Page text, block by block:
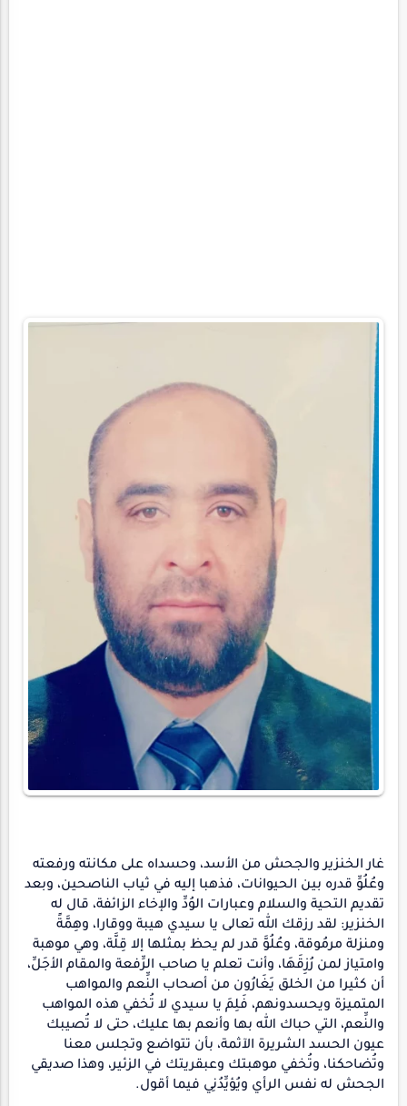
غار الخنزير والجحش من الأسد، وحسداه على مكانته ورفعته
وعُلُوِّ قدره بين الحيوانات، فذهبا إليه في ثياب الناصحين، وبعد
تقديم التحية والسلام وعبارات الوُدِّ والإخاء الزائفة، قال له
الخنزير: لقد رزقك الله تعالى يا سيدي هيبة ووقارا، وهِمَّةً
ومنزلة مرمُوقة، وعُلُوَّ قدر لم يحظ بمثلها إلا قِلَّة، وهي موهبة
وامتياز لمن رُزِقَهَا، وأنت تعلم يا صاحب الرِّفعة والمقام الأجَلِّ،
أن كثيرا من الخلق يَغَارُون من أصحاب النِّعم والمواهب
المتميزة ويحسدونهم، فَلِمَ يا سيدي لا تُخفي هذه المواهب
والنِّعم، التي حباك الله بها وأنعم بها عليك، حتى لا تُصيبك
عيون الحسد الشريرة الآثمة، بأن تتواضع وتجلس معنا
وتُضاحكنا، وتُخفي موهبتك وعبقريتك في الزئير، وهذا صديقي
الجحش له نفس الرأي ويُؤيِّدُنِي فيما أقول.